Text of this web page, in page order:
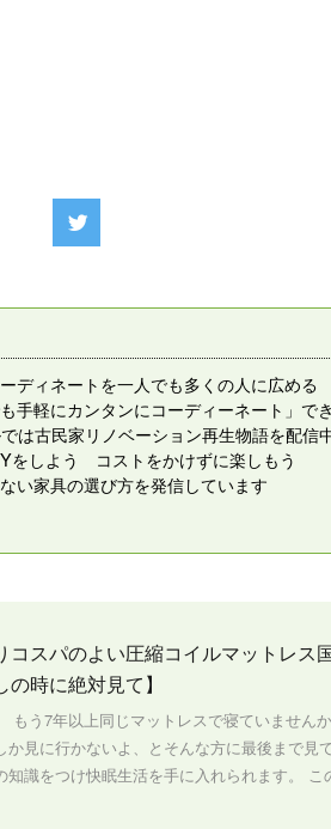
ディネートを一人でも多くの人に広める
手軽にカンタンにコーディーネート」で
は古民家リノベーション再生物語を配信
をしよう コストをかけずに楽しもう
い家具の選び方を発信しています
コスパのよい圧縮コイルマットレス
の時に絶対見て】
もう7年以上同じマットレスで寝ていません
か見に行かないよ、とそんな方に最後まで見
知識をつけ快眠生活を手に入れられます。 こ